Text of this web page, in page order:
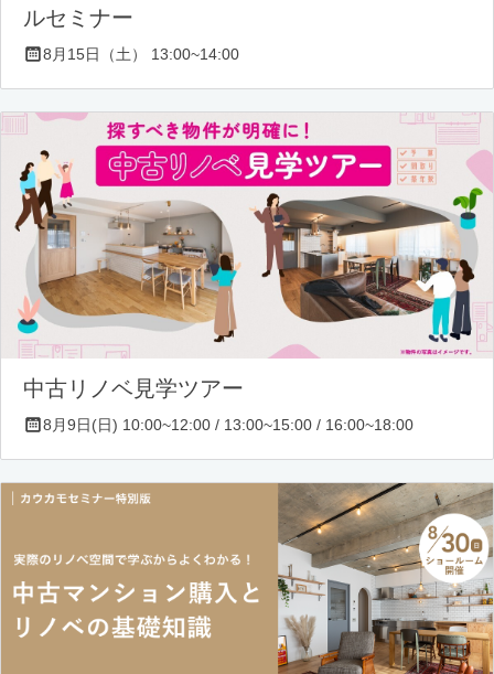
ルセミナー
8月15日（土） 13:00~14:00
中古リノベ見学ツアー
8月9日(日) 10:00~12:00 / 13:00~15:00 / 16:00~18:00